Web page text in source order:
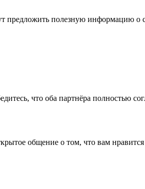
предложить полезную информацию о
что оба партнёра полностью
общение о том, что вам